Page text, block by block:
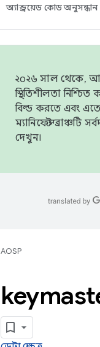
অ্যান্ড্রয়েড কোড অনুসন্ধান
২০২৬ সাল থেকে,
স্থিতিশীলতা
বিল্ড করতে এবং
ম্যানিফেস্ট
দেখুন।
AOSP